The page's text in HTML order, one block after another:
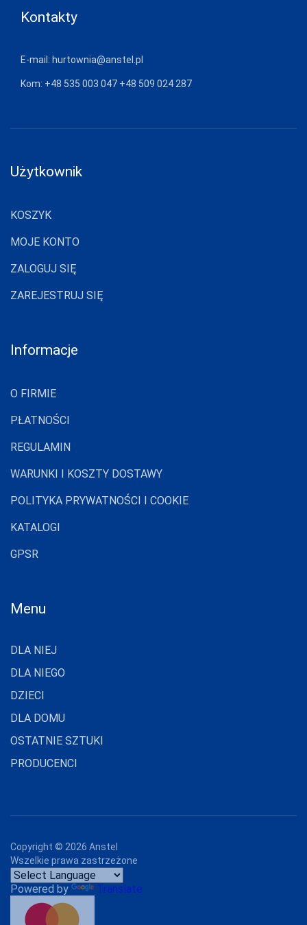
Kontakty
E-mail: hurtownia@anstel.pl
Kom: +48 535 003 047 +48 509 024 287
Użytkownik
KOSZYK
MOJE KONTO
ZALOGUJ SIĘ
ZAREJESTRUJ SIĘ
Informacje
O FIRMIE
PŁATNOŚCI
REGULAMIN
WARUNKI I KOSZTY DOSTAWY
POLITYKA PRYWATNOŚCI I COOKIE
KATALOGI
GPSR
Menu
DLA NIEJ
DLA NIEGO
DZIECI
DLA DOMU
OSTATNIE SZTUKI
PRODUCENCI
Copyright © 2026 Anstel
Wszelkie prawa zastrzeżone
Powered by Translate